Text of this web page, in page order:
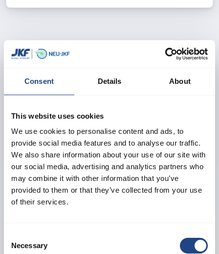
Consent Details About
This website uses cookies
We use cookies to personalise content and ads, to
provide social media features and to analyse our traffic.
We also share information about your use of our site with
our social media, advertising and analytics partners who
may combine it with other information that you’ve
provided to them or that they’ve collected from your use
of their services.
Selection
Necessary
Customer Center / Back Office
Birgitte M. Jensen
Parle le danois, l'anglais et l'allemand
+45 61 24 16 81
sales@neujkf.dk
Morten F. Østergaard
Technical Support
Parle danois et anglais